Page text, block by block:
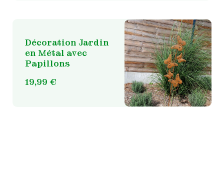
options
peuvent
être
choisies
sur
la
page
du
24,95 €
Décoration Jardin
en Métal avec
Papillons
19,99 €